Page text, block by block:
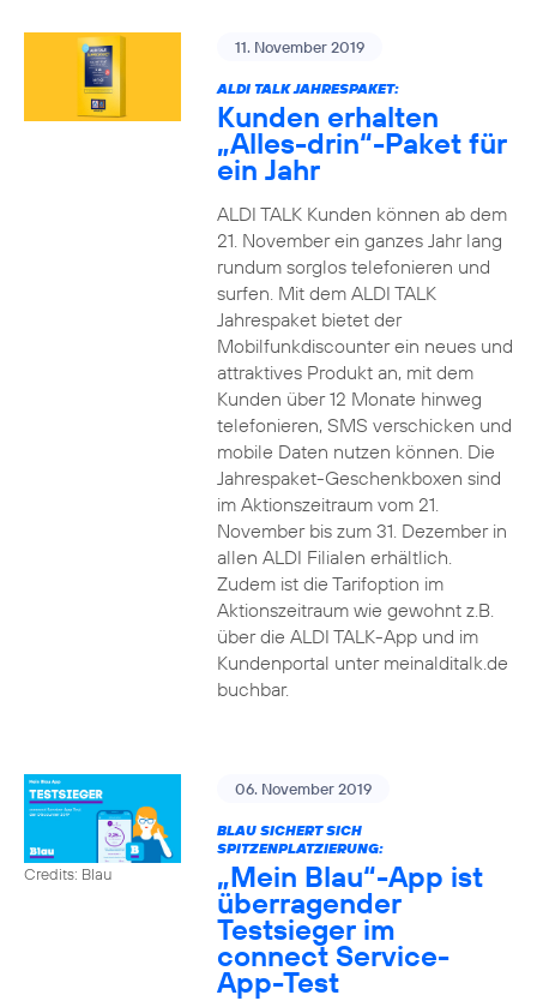
11. November 2019
ALDI TALK JAHRESPAKET:
Kunden erhalten
„Alles-drin“-Paket für
ein Jahr
ALDI TALK Kunden können ab dem
21. November ein ganzes Jahr lang
rundum sorglos telefonieren und
surfen. Mit dem ALDI TALK
Jahrespaket bietet der
Mobilfunkdiscounter ein neues und
attraktives Produkt an, mit dem
Kunden über 12 Monate hinweg
telefonieren, SMS verschicken und
mobile Daten nutzen können. Die
Jahrespaket-Geschenkboxen sind
im Aktionszeitraum vom 21.
November bis zum 31. Dezember in
allen ALDI Filialen erhältlich.
Zudem ist die Tarifoption im
Aktionszeitraum wie gewohnt z.B.
über die ALDI TALK-App und im
Kundenportal unter meinalditalk.de
buchbar.
Credits: Blau
06. November 2019
BLAU SICHERT SICH
SPITZENPLATZIERUNG:
„Mein Blau“-App ist
überragender
Testsieger im
connect Service-
App-Test